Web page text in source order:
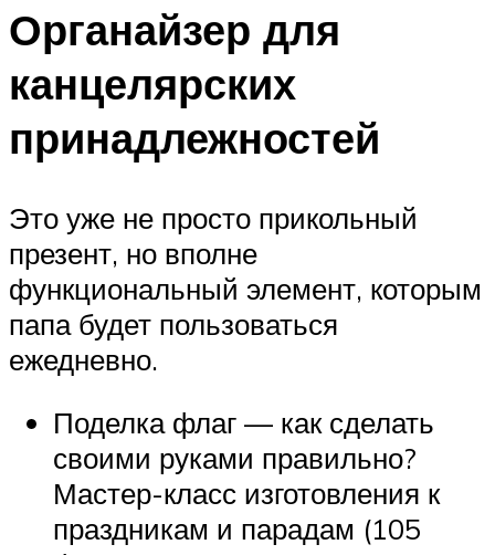
Органайзер для
канцелярских
принадлежностей
Это уже не просто прикольный
презент, но вполне
функциональный элемент, которым
папа будет пользоваться
ежедневно.
Поделка флаг — как сделать
своими руками правильно?
Мастер-класс изготовления к
праздникам и парадам (105